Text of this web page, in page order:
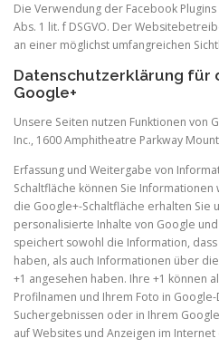
Die Verwendung der Facebook
Abs. 1 lit. f DSGVO. Der
an einer möglichst umfangreichen
Datenschutzerklärung für
Google+
Unsere Seiten nutzen Funktionen von
Inc., 1600 Amphitheatre Parkway
Erfassung und Weitergabe von
Schaltfläche können Sie
die Google+-Schaltfläche erhalten Sie
personalisierte Inhalte von Google
speichert sowohl die Information,
haben, als auch Informationen über
+1 angesehen haben. Ihre +1 können
Profilnamen und Ihrem Foto in
Suchergebnissen oder in Ihrem
auf Websites und Anzeigen im